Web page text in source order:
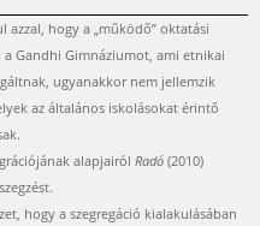
azzal, hogy a „működő” oktatási
Gandhi Gimnáziumot, ami etnikai
ugyanakkor nem jellemzik
az általános iskolásokat érintő
alapjairólRadó(2010)
hogy a szegregáció kialakulásában